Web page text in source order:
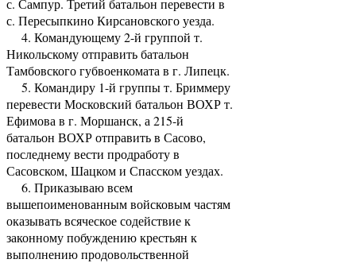
с. Сампур. Третий батальон перевести в
с. Пересыпкино Кирсановского уезда.
4. Командующему 2-й группой т.
Никольскому отправить батальон
Тамбовского губвоенкомата в г. Липецк.
5. Командиру 1-й группы т. Бриммеру
перевести Московский батальон ВОХР т.
Ефимова в г. Моршанск, а 215-й
батальон ВОХР отправить в Сасово,
последнему вести продработу в
Сасовском, Шацком и Спасском уездах.
6. Приказываю всем
вышепоименованным войсковым частям
оказывать всяческое содействие к
законному побуждению крестьян к
выполнению продовольственной